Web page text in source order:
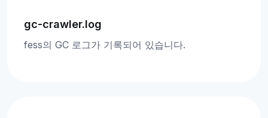
gc-crawler.log
fess의 GC 로그가 기록되어 있습니다.